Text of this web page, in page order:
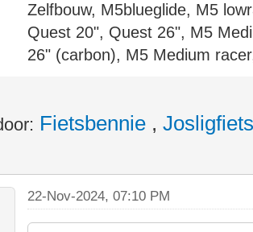
Zelfbouw, M5blueglide, M5
Quest 20", Quest 26", M5
26" (carbon), M5 Medium
Fietsbennie , Josligfiets
22-Nov-2024, 07:10 PM